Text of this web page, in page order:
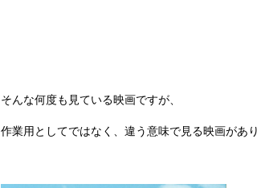
そんな何度も見ている映画ですが、
作業用としてではなく、違う意味で見る映画があり